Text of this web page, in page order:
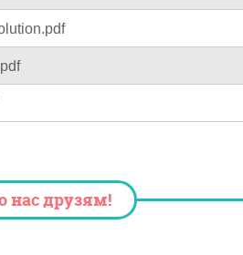
нас друзям!